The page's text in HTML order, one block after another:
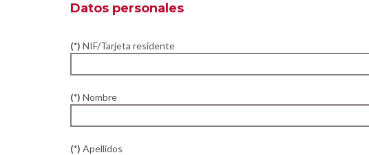
Datos personales
(*) NIF/Tarjeta residente
(*) Nombre
(*) Apellidos